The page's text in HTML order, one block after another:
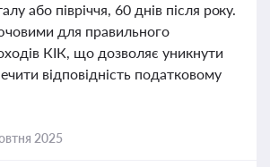
або півріччя, 60 днів після року.
для правильного
КІК, що дозволяє уникнути
відповідність податковому
2025